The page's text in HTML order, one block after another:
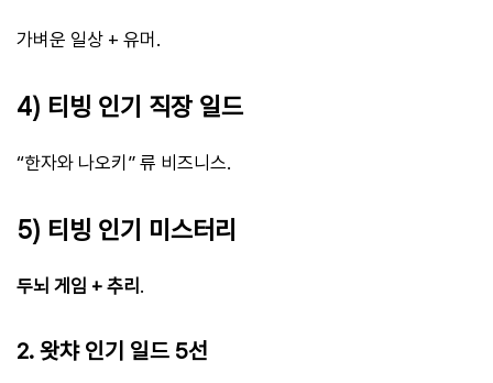
가벼운 일상 + 유머.
4) 티빙 인기 직장 일드
“한자와 나오키” 류 비즈니스.
5) 티빙 인기 미스터리
두뇌 게임 + 추리 .
2. 왓챠 인기 일드 5선